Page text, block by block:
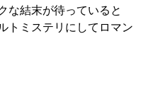
な結末が待っていると
トミステリにしてロマン